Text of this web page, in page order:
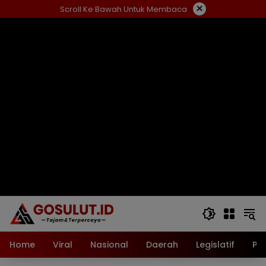
ke
Scroll Ke Bawah Untuk Membaca ×
Home Viral Nasional Daerah Legislatif